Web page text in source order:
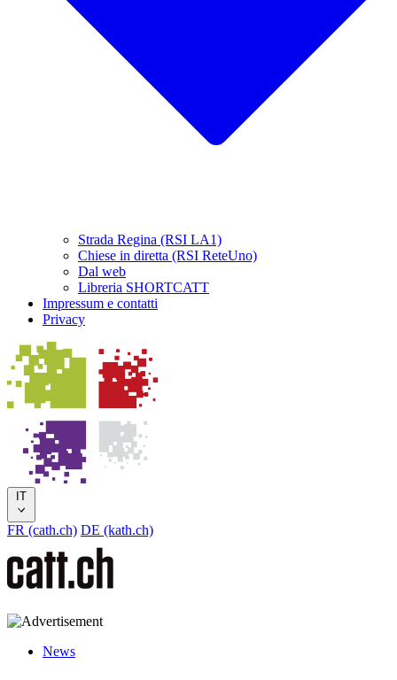
Strada Regina (RSI LA1)
Chiese in diretta (RSI ReteUno)
Dal web
Libreria SHORTCATT
Impressum e contatti
Privacy
IT
FR (cath.ch) DE (kath.ch)
News